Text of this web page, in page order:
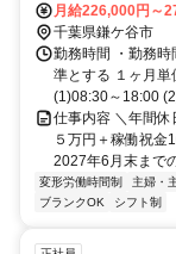
月給226,000円～
千葉県鎌ケ谷市
勤務時間 ・勤務
準とする １ヶ月単
(1)08:30～18:00
仕事内容 ＼年間
５万円＋稼働祝金
2027年6月末まで
変形労働時間制 主婦・
ブランクOK
シフト制